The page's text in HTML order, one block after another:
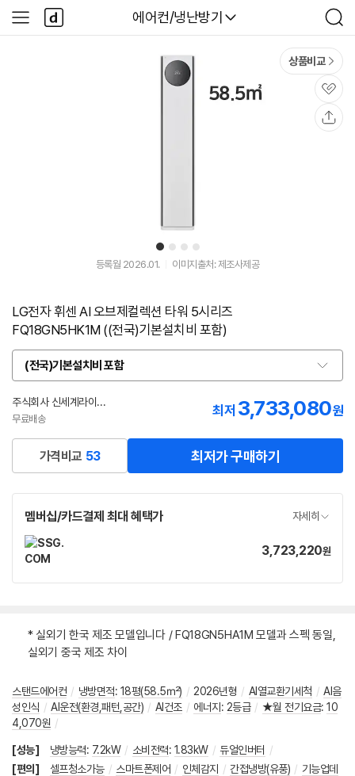
다나와
에어컨/냉난방기
검
색
사
이
다
나
와
1 2 3 4
상품비교
관
심
등록월 2026.01. 이미지출처: 제조사제공
LG전자 휘센 AI 오브제컬렉션 타워 5시리즈
FQ18GN5HK1M ((전국)기본설치비 포함)
(전국)기본설치비 포함
옵
션
선
택
주식회사 신세계라이브쇼핑
무료배송
최저 3,733,080원
가격비교 53 최저가 구매하기
멤버십/카드결제 최대 혜택가 자세히
가
3,723,220원
* 실외기 한국 제조 모델입니다 / FQ18GN5HA1M 모델과 스펙 동일,
실외기 중국 제조 차이
스탠드에어컨 / 냉방면적: 18평(58.5㎡) / 2026년형 / AI열교환기세척 / AI음
성인식 / AI운전(환경,패턴,공간) / AI건조 / 에너지 : 2등급 / ★월 전기요금: 10
4,070원 /
[성능] 냉방능력: 7.2kW / 소비전력: 1.83kW / 듀얼인버터 /
[편의]
셀프청소가능 / 스마트폰제어 / 인체감지 / 간접냉방(유풍) / 기능업데